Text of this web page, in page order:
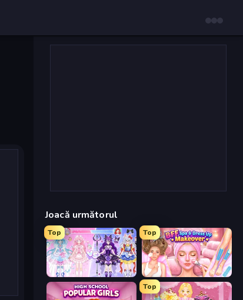
Joacă următorul
Top
Idol Livestream: Fashion Game
Top
BFF Makeover - Spa & Dress Up
Top